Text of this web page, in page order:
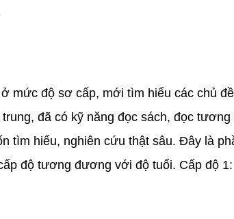
mức độ sơ cấp, mới tìm hiểu các chủ
đã có kỹ năng đọc sách, đọc
tìm hiểu, nghiên cứu thật sâu. Đây là
độ tương đương với độ tuổi. Cấp độ